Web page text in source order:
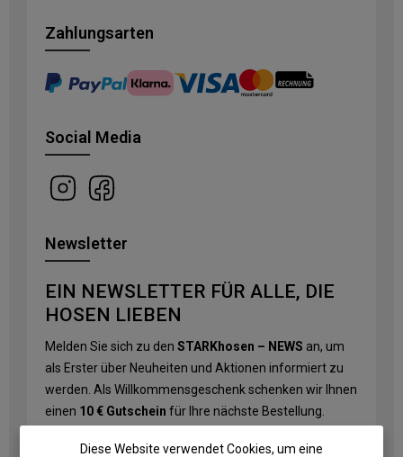
Zahlungsarten
Social Media
Newsletter
EIN NEWSLETTER FÜR ALLE, DIE
HOSEN LIEBEN
Melden Sie sich zu den STARKhosen – NEWS an, um
als Erster über Neuheiten und Aktionen informiert zu
werden. Als Willkommensgeschenk schenken wir Ihnen
einen 10 € Gutschein für Ihre nächste Bestellung.
E-Mail-Adresse*
Diese Website verwendet Cookies, um eine